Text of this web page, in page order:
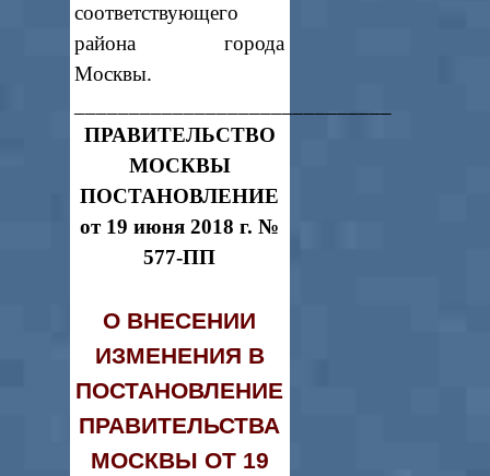
соответствующего
района города
Москвы.
ПРАВИТЕЛЬСТВО
МОСКВЫ
ПОСТАНОВЛЕНИЕ
от 19 июня 2018 г. №
577-ПП
О ВНЕСЕНИИ
ИЗМЕНЕНИЯ В
ПОСТАНОВЛЕНИЕ
ПРАВИТЕЛЬСТВА
МОСКВЫ ОТ 19